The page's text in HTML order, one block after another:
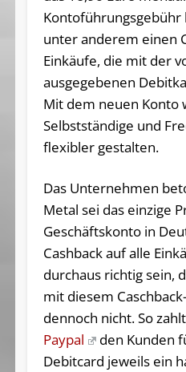
unter anderem einen
Einkäufe, die mit der
ausgegebenen
Mit dem neuen Konto
Selbstständige und
flexibler gestalten.
Das Unternehmen
Metal sei das einzige
Geschäftskonto in
Cashback auf alle
durchaus richtig sein,
mit diesem
dennoch nicht. So
Paypal
den Kunden
Debitcard jeweils ein